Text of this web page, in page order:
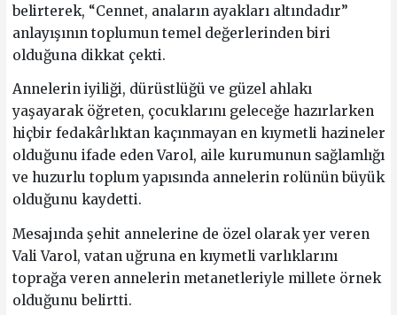
belirterek, “Cennet, anaların ayakları altındadır”
anlayışının toplumun temel değerlerinden biri
olduğuna dikkat çekti.
Annelerin iyiliği, dürüstlüğü ve güzel ahlakı
yaşayarak öğreten, çocuklarını geleceğe hazırlarken
hiçbir fedakârlıktan kaçınmayan en kıymetli hazineler
olduğunu ifade eden Varol, aile kurumunun sağlamlığı
ve huzurlu toplum yapısında annelerin rolünün büyük
olduğunu kaydetti.
Mesajında şehit annelerine de özel olarak yer veren
Vali Varol, vatan uğruna en kıymetli varlıklarını
toprağa veren annelerin metanetleriyle millete örnek
olduğunu belirtti.